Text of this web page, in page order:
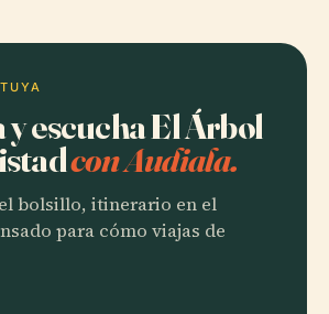
escucha El Árbol
con Audiala.
bolsillo, itinerario en el
para cómo viajas de